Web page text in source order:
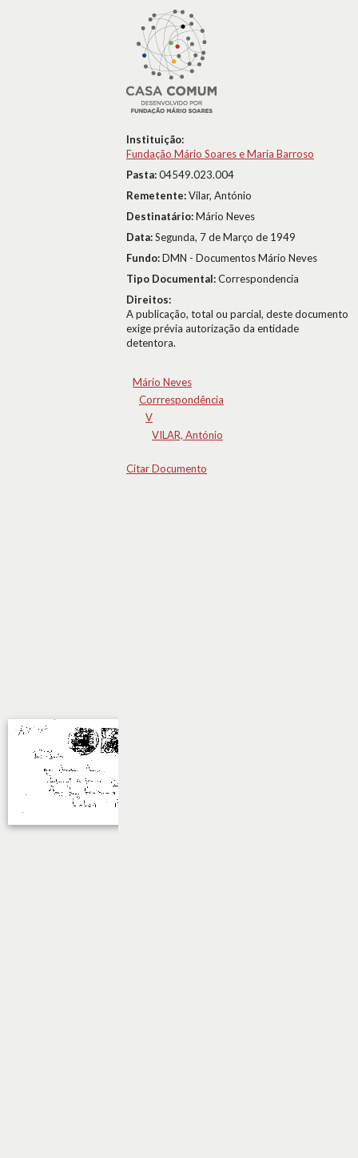
Instituição:
Fundação Mário Soares e Maria Barroso
Pasta:04549.023.004
Remetente:Vilar, António
Destinatário:Mário Neves
Data:Segunda, 7 de Março de 1949
Fundo:DMN - Documentos Mário Neves
Tipo Documental:Correspondencia
Direitos:
A publicação, total ou parcial, deste documento
exige prévia autorização da entidade
detentora.
Mário Neves
Corrrespondência
V
VILAR, António
Citar Documento